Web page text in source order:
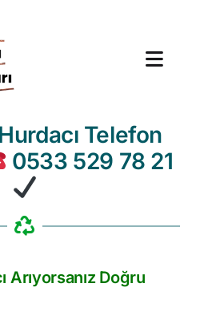
Anasayfa
Fiyatları
Bölgeleri
Blog
Telefon
0533 529 78 21
Arıyorsanız Doğru